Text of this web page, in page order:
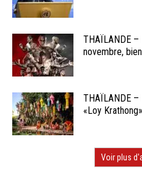
THAÏLANDE –
novembre, bien
THAÏLANDE –
«Loy
Voir plus